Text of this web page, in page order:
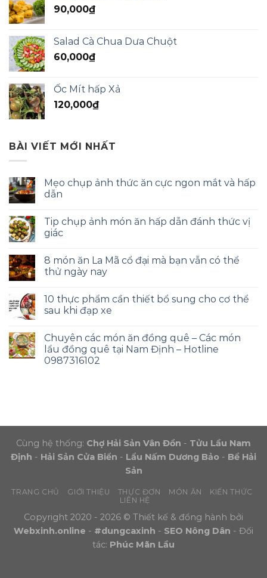
90,000₫
Salad Cà Chua Dưa Chuột
60,000₫
Ốc Mít hấp Xả
120,000₫
BÀI VIẾT MỚI NHẤT
Mẹo chụp ảnh thức ăn cực ngon mắt và hấp
dẫn
Tip chụp ảnh món ăn hấp dẫn đánh thức vị
giác
8 món ăn La Mã cổ đại mà bạn vẫn có thể
thử ngày nay
10 thực phẩm cần thiết bổ sung cho cơ thể
sau khi đạp xe
Chuyên các món ăn đồng quê – Các món
lẩu đồng quê tại Nam Định – Hotline
0987316102
Cùng hệ thống: Chợ Hải Sản Vân Đồn - Tửu Lầu Nam
Định - Hải Sản Cửa Biển - Lẩu Nấm Dương Bảo - Bể Hải
Sản
TRANG CHỦ GIỚI THIỆU THỰC ĐƠN MÓN ĂN
KIẾN THỨC
LIÊN HỆ
Copyright 2020 - 2026 © Thiết kế & đồng hành bởi
Webxinh.online - #dungcaxinh - SEO Nông Dân - Đối
tác: Phúc Mãn Lầu